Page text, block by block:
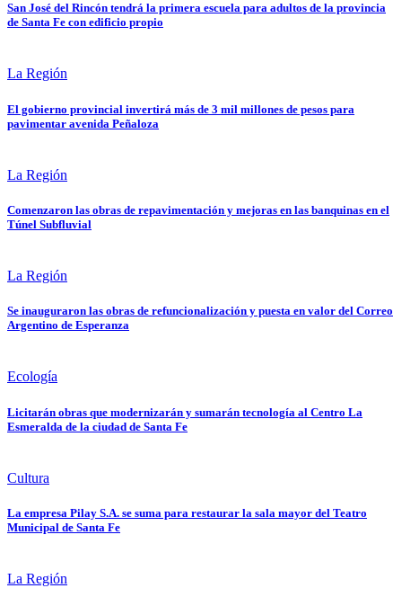
San José del Rincón tendrá la primera escuela para adultos de la provincia
de Santa Fe con edificio propio
La Región
El gobierno provincial invertirá más de 3 mil millones de pesos para
pavimentar avenida Peñaloza
La Región
Comenzaron las obras de repavimentación y mejoras en las banquinas en el
Túnel Subfluvial
La Región
Se inauguraron las obras de refuncionalización y puesta en valor del Correo
Argentino de Esperanza
Ecología
Licitarán obras que modernizarán y sumarán tecnología al Centro La
Esmeralda de la ciudad de Santa Fe
Cultura
La empresa Pilay S.A. se suma para restaurar la sala mayor del Teatro
Municipal de Santa Fe
La Región